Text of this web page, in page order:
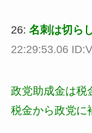
26: 名刺は切ら
22:29:53.06
政党助成金は税
税金から政党に